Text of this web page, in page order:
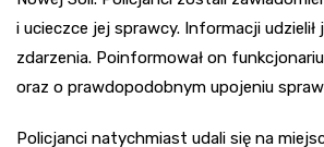
i ucieczce jej sprawcy. Informacji
zdarzenia. Poinformował on
oraz o prawdopodobnym upojeniu
Policjanci natychmiast udali się na